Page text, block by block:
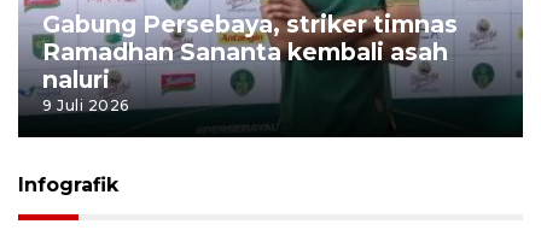
Gabung Persebaya, striker timnas
Ramadhan Sananta kembali asah
naluri
9 Juli 2026
Infografik